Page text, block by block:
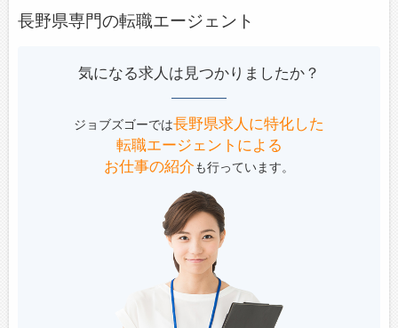
長野県専門の転職エージェント
気になる求人は見つかりましたか？
ジョブズゴーでは長野県求人に特化した
転職エージェントによる
お仕事の紹介も行っています。